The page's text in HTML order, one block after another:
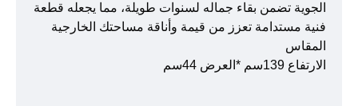
الجوية تضمن بقاء جماله لسنوات طويلة، مما يجعله قطعة
فنية مستدامة تعزز من قيمة وأناقة مساحتك الخارجية
المقاس
الارتفاع 139سم *العرض 44سم